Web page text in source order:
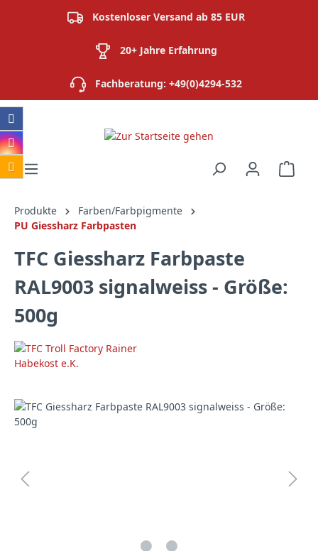
Kostenloser Versand ab 85 EUR
20+ Jahre Erfahrung
Fachberatung: +49(0)4294-532
Produkte
Farben/Farbpigmente
PU Giessharz Farbpasten
TFC Giessharz Farbpaste
RAL9003 signalweiss - Größe:
500g
Bildergalerie überspringen